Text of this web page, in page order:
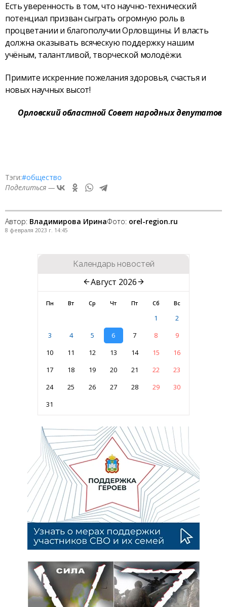
Есть уверенность в том, что научно-технический
потенциал призван сыграть огромную роль в
процветании и благополучии Орловщины. И власть
должна оказывать всяческую поддержку нашим
учёным, талантливой, творческой молодёжи.
Примите искренние пожелания здоровья, счастья и
новых научных высот!
Орловский областной Совет народных депутатов
Тэги:#общество
Поделиться —
Автор: Владимирова ИринаФото: orel-region.ru
8 февраля 2023 г. 14:45
Календарь новостей
Август 2026
Пн Вт Ср Чт Пт Сб Вс
1
2
3
4 5 6 7 8
9
10
11 12 13 14 15
16
17
18 19 20 21 22
23
24
25 26 27 28 29
30
31